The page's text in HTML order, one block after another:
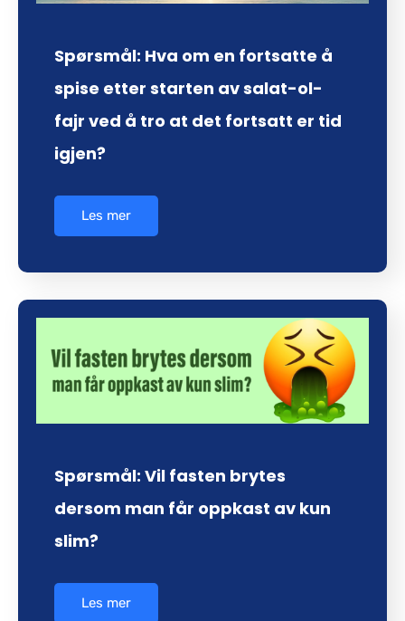
Spørsmål: Hva om en fortsatte å
spise etter starten av salat-ol-
fajr ved å tro at det fortsatt er tid
igjen?
Les mer
Spørsmål: Vil fasten brytes
dersom man får oppkast av kun
slim?
Les mer